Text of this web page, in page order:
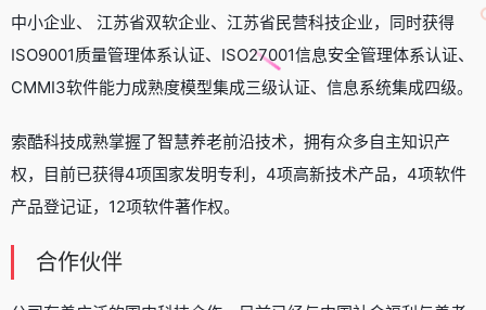
中小企业、 江苏省双软企业、江苏省民营科技企业，同时获得
ISO9001质量管理体系认证、ISO27001信息安全管理体系认证、
CMMI3软件能力成熟度模型集成三级认证、信息系统集成四级。
索酷科技成熟掌握了智慧养老前沿技术，拥有众多自主知识产
权，目前已获得4项国家发明专利，4项高新技术产品，4项软件
产品登记证，12项软件著作权。
合作伙伴